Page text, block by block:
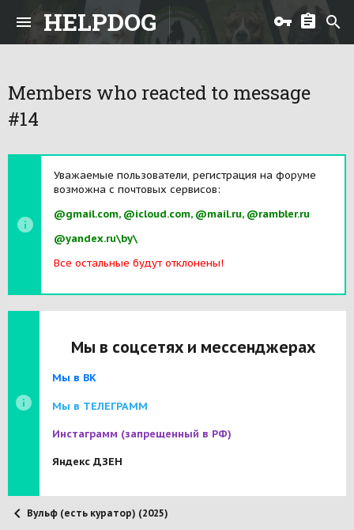
HELPDOG
Members who reacted to message
#14
Уважаемые пользователи, регистрация на форуме
возможна с почтовых сервисов:
@gmail.com, @icloud.com, @mail.ru, @rambler.ru
@yandex.ru\by\
Все остальные будут отклонены!
Мы в соцсетях и мессенджерах
Мы в ВК
Мы в ТЕЛЕГРАММ
Инстаграмм (запрещенный в РФ)
Яндекс ДЗЕН
Вульф (есть куратор) (2025)